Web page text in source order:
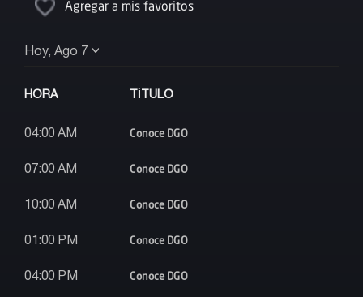
Agregar a mis favoritos
Hoy, Ago 7
HORA TÍTULO
04:00 AM Conoce DGO
07:00 AM Conoce DGO
10:00 AM Conoce DGO
01:00 PM Conoce DGO
04:00 PM Conoce DGO